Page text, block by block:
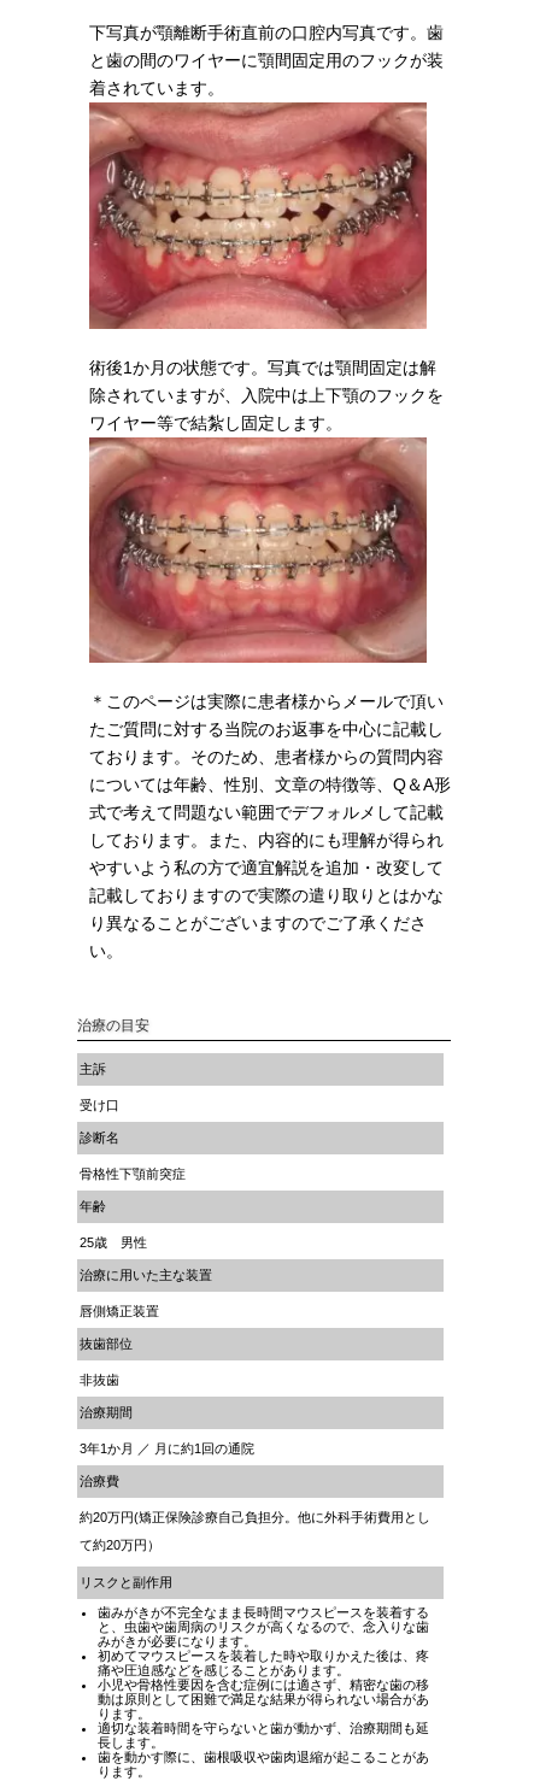
下写真が顎離断手術直前の口腔内写真です。歯
と歯の間のワイヤーに顎間固定用のフックが装
着されています。
術後1か月の状態です。写真では顎間固定は解
除されていますが、入院中は上下顎のフックを
ワイヤー等で結紮し固定します。
＊このページは実際に患者様からメールで頂い
たご質問に対する当院のお返事を中心に記載し
ております。そのため、患者様からの質問内容
については年齢、性別、文章の特徴等、Q＆A形
式で考えて問題ない範囲でデフォルメして記載
しております。また、内容的にも理解が得られ
やすいよう私の方で適宜解説を追加・改変して
記載しておりますので実際の遣り取りとはかな
り異なることがございますのでご了承くださ
い。
治療の目安
主訴
受け口
診断名
骨格性下顎前突症
年齢
25歳 男性
治療に用いた主な装置
唇側矯正装置
抜歯部位
非抜歯
治療期間
3年1か月 ／ 月に約1回の通院
治療費
約20万円(矯正保険診療自己負担分。他に外科手術費用とし
て約20万円）
リスクと副作用
歯みがきが不完全なまま長時間マウスピースを装着する
と、虫歯や歯周病のリスクが高くなるので、念入りな歯
みがきが必要になります。
初めてマウスピースを装着した時や取りかえた後は、疼
痛や圧迫感などを感じることがあります。
小児や骨格性要因を含む症例には適さず、精密な歯の移
動は原則として困難で満足な結果が得られない場合があ
ります。
適切な装着時間を守らないと歯が動かず、治療期間も延
長します。
歯を動かす際に、歯根吸収や歯肉退縮が起こることがあ
ります。